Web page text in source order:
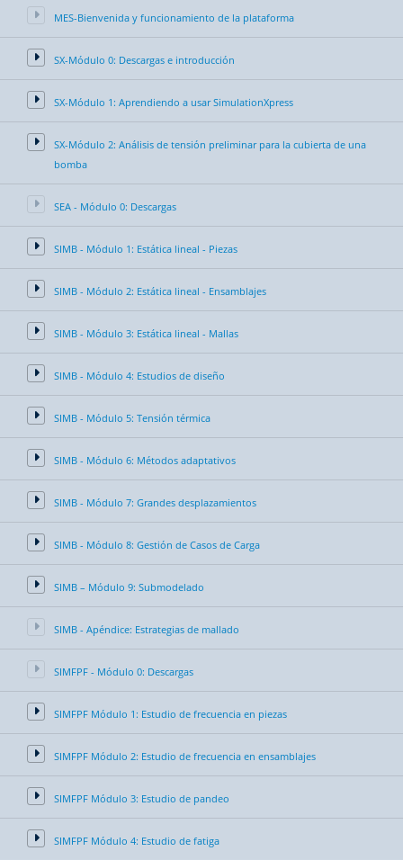
MES-Bienvenida y funcionamiento de la plataforma
SX-Módulo 0: Descargas e introducción
SX-Módulo 1: Aprendiendo a usar SimulationXpress
SX-Módulo 2: Análisis de tensión preliminar para la cubierta de una
bomba
SEA - Módulo 0: Descargas
SIMB - Módulo 1: Estática lineal - Piezas
SIMB - Módulo 2: Estática lineal - Ensamblajes
SIMB - Módulo 3: Estática lineal - Mallas
SIMB - Módulo 4: Estudios de diseño
SIMB - Módulo 5: Tensión térmica
SIMB - Módulo 6: Métodos adaptativos
SIMB - Módulo 7: Grandes desplazamientos
SIMB - Módulo 8: Gestión de Casos de Carga
SIMB – Módulo 9: Submodelado
SIMB - Apéndice: Estrategias de mallado
SIMFPF - Módulo 0: Descargas
SIMFPF Módulo 1: Estudio de frecuencia en piezas
SIMFPF Módulo 2: Estudio de frecuencia en ensamblajes
SIMFPF Módulo 3: Estudio de pandeo
SIMFPF Módulo 4: Estudio de fatiga